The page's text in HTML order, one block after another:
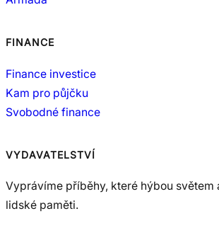
FINANCE
Finance investice
Kam pro půjčku
Svobodné finance
VYDAVATELSTVÍ
Vyprávíme příběhy, které hýbou světem
lidské paměti.